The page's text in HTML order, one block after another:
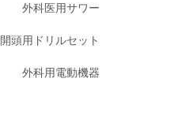
外科医用サワー
開頭用ドリルセット
外科用電動機器